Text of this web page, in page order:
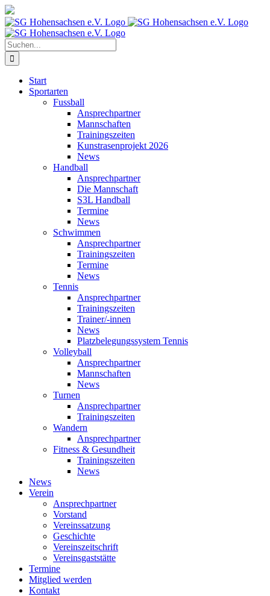
Zum
Inhalt
springen
Suche
nach:
Start
Sportarten
Fussball
Ansprechpartner
Mannschaften
Trainingszeiten
Kunstrasenprojekt 2026
News
Handball
Ansprechpartner
Die Mannschaft
S3L Handball
Termine
News
Schwimmen
Ansprechpartner
Trainingszeiten
Termine
News
Tennis
Ansprechpartner
Trainingszeiten
Trainer/-innen
News
Platzbelegungssystem Tennis
Volleyball
Ansprechpartner
Mannschaften
News
Turnen
Ansprechpartner
Trainingszeiten
Wandern
Ansprechpartner
Fitness & Gesundheit
Trainingszeiten
News
News
Verein
Ansprechpartner
Vorstand
Vereinssatzung
Geschichte
Vereinszeitschrift
Vereinsgaststätte
Termine
Mitglied werden
Kontakt